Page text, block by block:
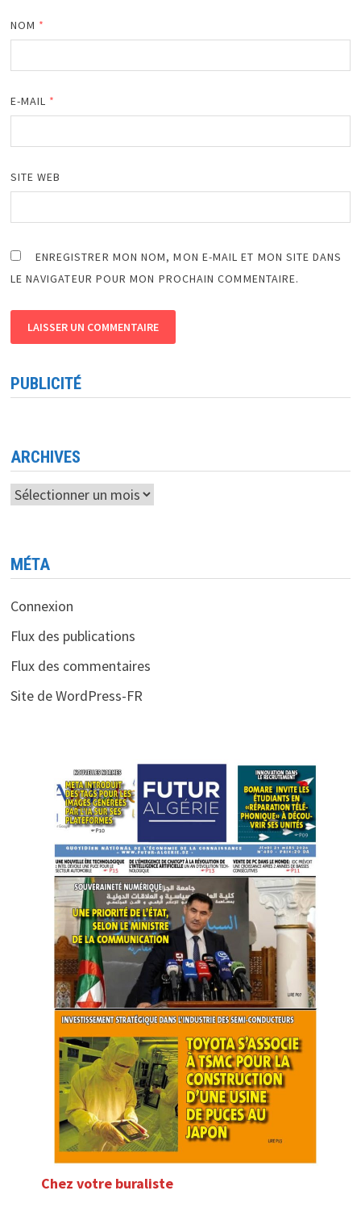
NOM *
E-MAIL *
SITE WEB
ENREGISTRER MON NOM, MON E-MAIL ET MON SITE DANS
LE NAVIGATEUR POUR MON PROCHAIN COMMENTAIRE.
PUBLICITÉ
ARCHIVES
Archives
MÉTA
Connexion
Flux des publications
Flux des commentaires
Site de WordPress-FR
Chez votre buraliste